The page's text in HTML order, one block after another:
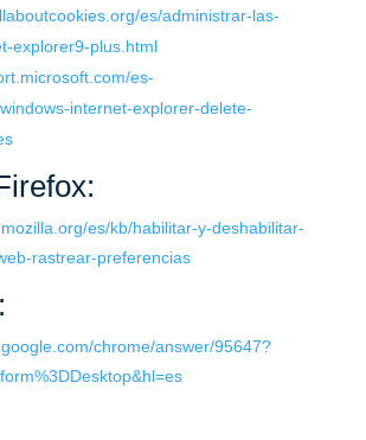
es/administrar-las-
explorer9-plus.html
es-
internet-explorer-delete-
es/kb/habilitar-y-deshabilitar-
rastrear-preferencias
chrome/answer/95647?